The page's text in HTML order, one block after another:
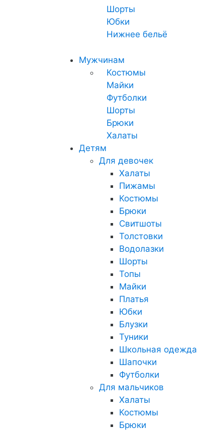
Шорты
Юбки
Нижнее бельё
Мужчинам
Костюмы
Майки
Футболки
Шорты
Брюки
Халаты
Детям
Для девочек
Халаты
Пижамы
Костюмы
Брюки
Свитшоты
Толстовки
Водолазки
Шорты
Топы
Майки
Платья
Юбки
Блузки
Туники
Школьная одежда
Шапочки
Футболки
Для мальчиков
Халаты
Костюмы
Брюки